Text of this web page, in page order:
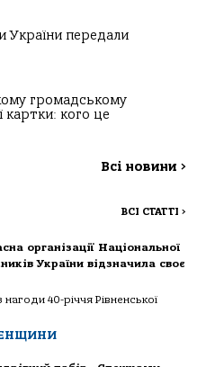
України передали
громадському
картки: кого це
Всі новини >
ВСІ СТАТТІ >
організації Національної
України відзначила своє
нагоди 40-річчя Рівненської